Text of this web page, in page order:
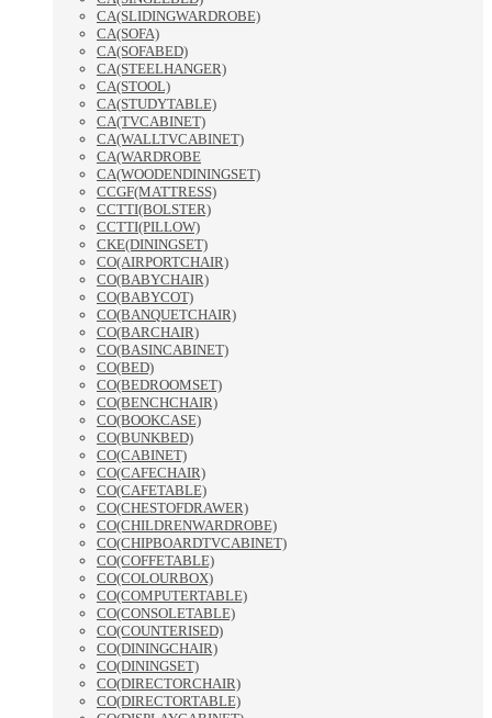
CA(SLIDINGWARDROBE)
CA(SOFA)
CA(SOFABED)
CA(STEELHANGER)
CA(STOOL)
CA(STUDYTABLE)
CA(TVCABINET)
CA(WALLTVCABINET)
CA(WARDROBE
CA(WOODENDININGSET)
CCGF(MATTRESS)
CCTTI(BOLSTER)
CCTTI(PILLOW)
CKE(DININGSET)
CO(AIRPORTCHAIR)
CO(BABYCHAIR)
CO(BABYCOT)
CO(BANQUETCHAIR)
CO(BARCHAIR)
CO(BASINCABINET)
CO(BED)
CO(BEDROOMSET)
CO(BENCHCHAIR)
CO(BOOKCASE)
CO(BUNKBED)
CO(CABINET)
CO(CAFECHAIR)
CO(CAFETABLE)
CO(CHESTOFDRAWER)
CO(CHILDRENWARDROBE)
CO(CHIPBOARDTVCABINET)
CO(COFFETABLE)
CO(COLOURBOX)
CO(COMPUTERTABLE)
CO(CONSOLETABLE)
CO(COUNTERISED)
CO(DININGCHAIR)
CO(DININGSET)
CO(DIRECTORCHAIR)
CO(DIRECTORTABLE)